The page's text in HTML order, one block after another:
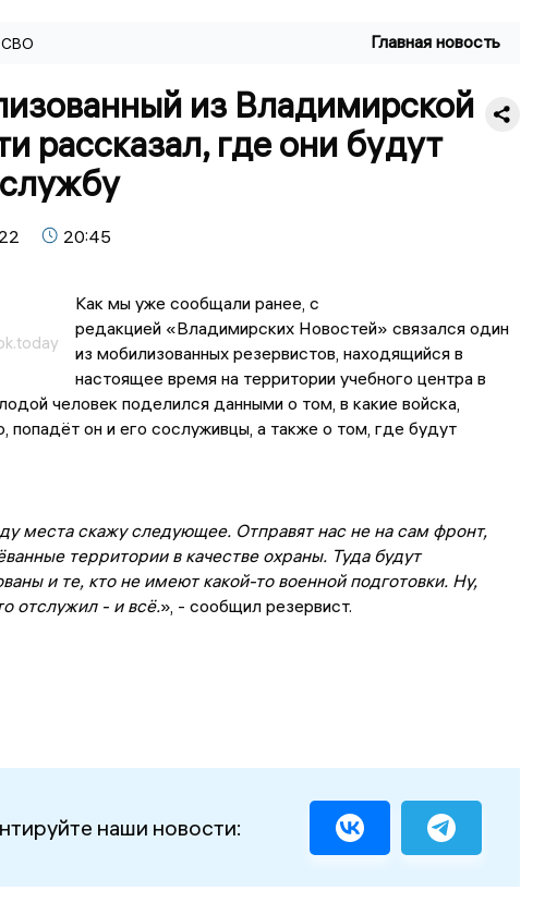
СВО Главная новость
из Владимирской
рассказал, где они будут
20:45
Как мы уже сообщали ранее, с
редакцией «Владимирских Новостей» связался один
из мобилизованных резервистов, находящийся в
настоящее время на территории учебного центра в
человек поделился данными о том, в какие войска,
попадёт он и его сослуживцы, а также о том, где будут
места скажу следующее. Отправят нас не на сам фронт,
территории в качестве охраны. Туда будут
и те, кто не имеют какой-то военной подготовки. Ну,
отслужил - и всё.», - сообщил резервист.
наши новости: